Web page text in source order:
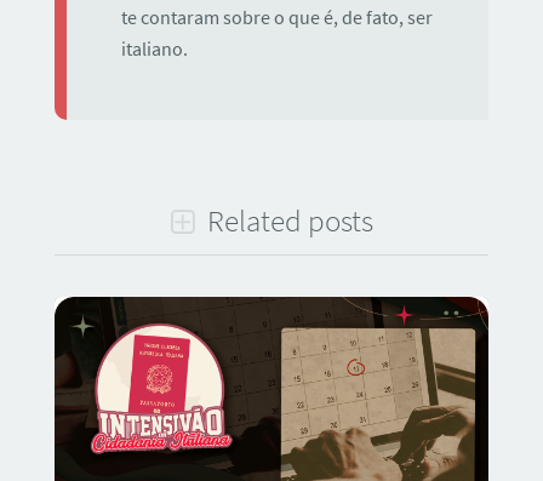
te contaram sobre o que é, de fato, ser
italiano.
Related posts